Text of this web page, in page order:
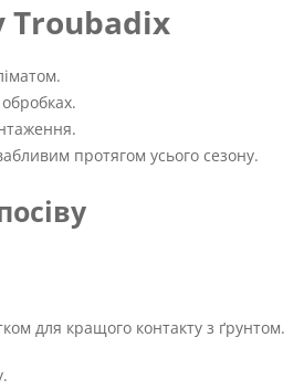
Troubadix
протягом усього сезону.
для кращого контакту з ґрунтом.